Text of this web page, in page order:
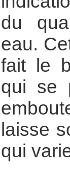
du
eau.
fait le
qui se
laisse
qui